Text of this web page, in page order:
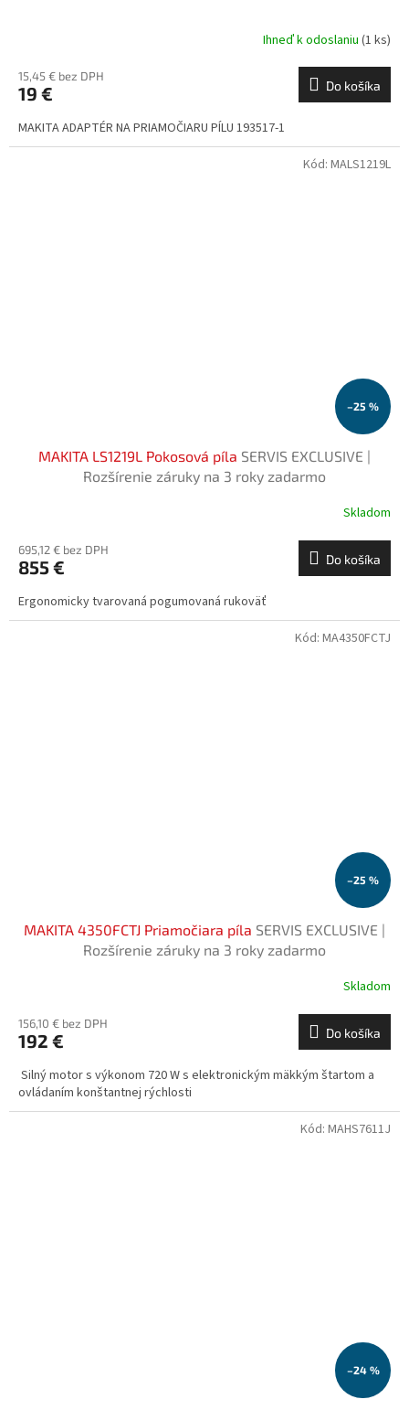
Ihneď k odoslaniu (1 ks)
15,45 € bez DPH
19 € Do košíka
MAKITA ADAPTÉR NA PRIAMOČIARU PÍLU 193517-1
–25 %
MAKITA LS1219L Pokosová píla SERVIS EXCLUSIVE |
Rozšírenie záruky na 3 roky zadarmo
Skladom
695,12 € bez DPH
855 € Do košíka
Ergonomicky tvarovaná pogumovaná rukoväť
Kód: MALS1219L
–25 %
MAKITA 4350FCTJ Priamočiara píla SERVIS EXCLUSIVE |
Rozšírenie záruky na 3 roky zadarmo
Skladom
156,10 € bez DPH
192 € Do košíka
Silný motor s výkonom 720 W s elektronickým mäkkým štartom a
ovládaním konštantnej rýchlosti
Kód: MA4350FCTJ
–24 %
Kód: MAHS7611J